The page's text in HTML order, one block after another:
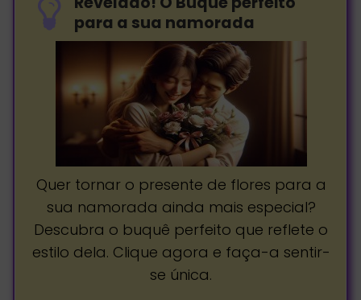
para a sua namorada
Quer tornar o presente de flores para a
sua namorada ainda mais especial?
Descubra o buquê perfeito que reflete o
estilo dela. Clique agora e faça-a sentir-
se única.